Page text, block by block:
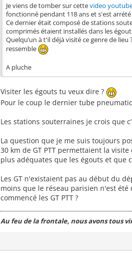
Je viens de tomber sur cettevideo
fonctionné pendant 118 ans et s'est arrété
Ce dernier était composé de stations
comprimés étaient installés dans les
Quelqu’un à t'il déjà visité ce genre de
ressemble
A pluche
Visiter les égouts tu veux dire ?
Pour le coup le dernier tube
Les stations souterraines je crois que
La question que je me suis toujours
30 km de GT PTT permettaient la
plus adéquates que les égouts et que
Les GT n'existaient pas au début du
moins que le réseau parisien n'est
commencé les GT PTT ?
Au feu de la frontale, nous avons tous